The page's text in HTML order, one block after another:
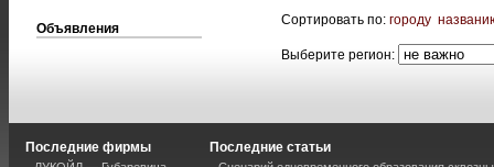
Объявления
Сортировать по: городу
Выберите регион:
Последние фирмы Последние статьи